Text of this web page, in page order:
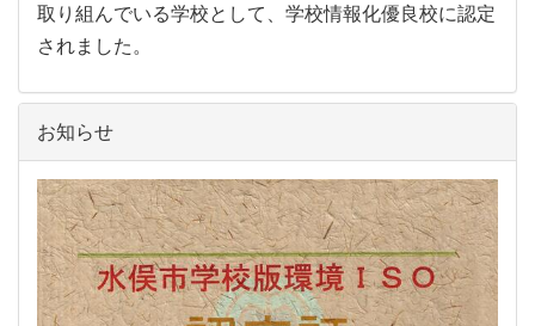
取り組んでいる学校として、学校情報化優良校に認定
されました。
お知らせ